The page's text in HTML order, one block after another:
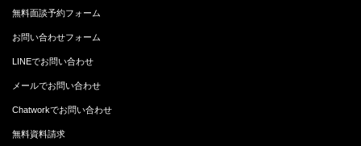
無料面談予約フォーム
お問い合わせフォーム
LINEでお問い合わせ
メールでお問い合わせ
Chatworkでお問い合わせ
無料資料請求